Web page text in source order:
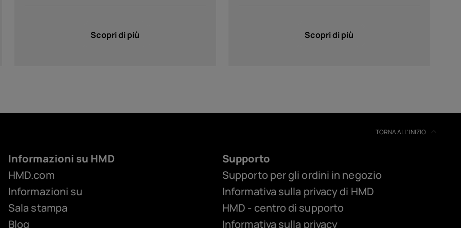
Scopri di più Scopri di più
TORNA ALL'INIZIO
Informazioni su HMD
HMD.com
Informazioni su
Sala stampa
Blog
Supporto
Supporto per gli ordini in negozio
Informativa sulla privacy di HMD
HMD - centro di supporto
Informativa sulla privacy